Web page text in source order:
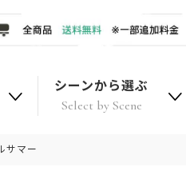
シーンから選ぶ
Select by Scene
サマー